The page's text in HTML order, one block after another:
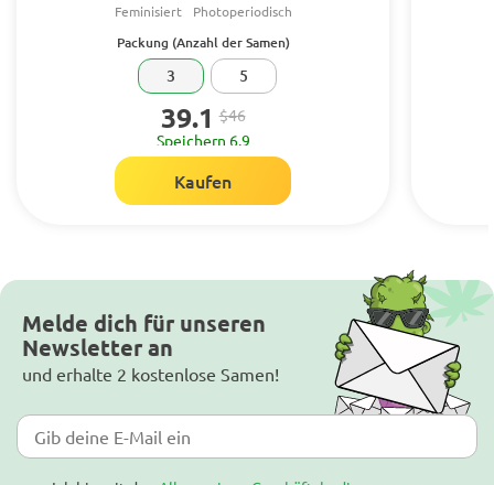
Feminisiert Photoperiodisch
Packung (Anzahl der Samen)
3 5
39.1 $46
Speichern 6.9
Kaufen
Melde dich für unseren
Newsletter an
und erhalte 2 kostenlose Samen!